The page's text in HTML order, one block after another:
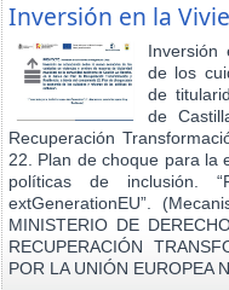
Inversión en la
Inversión
de los
de
de
Recuperación
22. Plan de choque para la
políticas de inclusión.
extGenerationEU”.
MINISTERIO DE
RECUPERACIÓN
POR LA UNIÓN EUROPEA